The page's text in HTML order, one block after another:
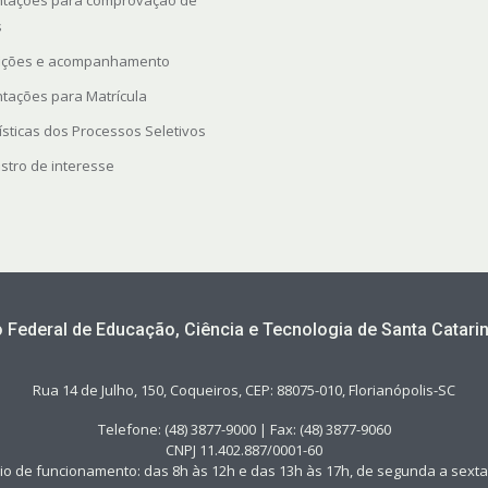
e acompanhamento
para Matrícula
dos Processos Seletivos
de interesse
Federal de Educação, Ciência e Tecnologia de Santa
Rua 14 de Julho, 150, Coqueiros, CEP: 88075-010, Florianópolis-SC
Telefone: (48) 3877-9000 | Fax: (48) 3877-9060
CNPJ 11.402.887/0001-60
de funcionamento: das 8h às 12h e das 13h às 17h, de segunda a